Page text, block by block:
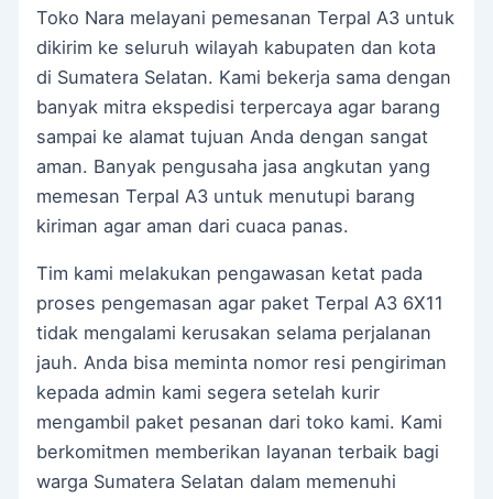
Toko Nara melayani pemesanan Terpal A3 untuk
dikirim ke seluruh wilayah kabupaten dan kota
di Sumatera Selatan. Kami bekerja sama dengan
banyak mitra ekspedisi terpercaya agar barang
sampai ke alamat tujuan Anda dengan sangat
aman. Banyak pengusaha jasa angkutan yang
memesan Terpal A3 untuk menutupi barang
kiriman agar aman dari cuaca panas.
Tim kami melakukan pengawasan ketat pada
proses pengemasan agar paket Terpal A3 6X11
tidak mengalami kerusakan selama perjalanan
jauh. Anda bisa meminta nomor resi pengiriman
kepada admin kami segera setelah kurir
mengambil paket pesanan dari toko kami. Kami
berkomitmen memberikan layanan terbaik bagi
warga Sumatera Selatan dalam memenuhi